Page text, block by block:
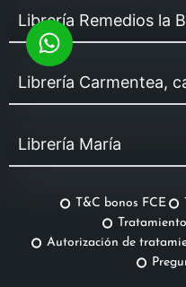
Librería Remedios la
Librería Carmentea,
Librería María
T&C bonos FCE
Autorización de